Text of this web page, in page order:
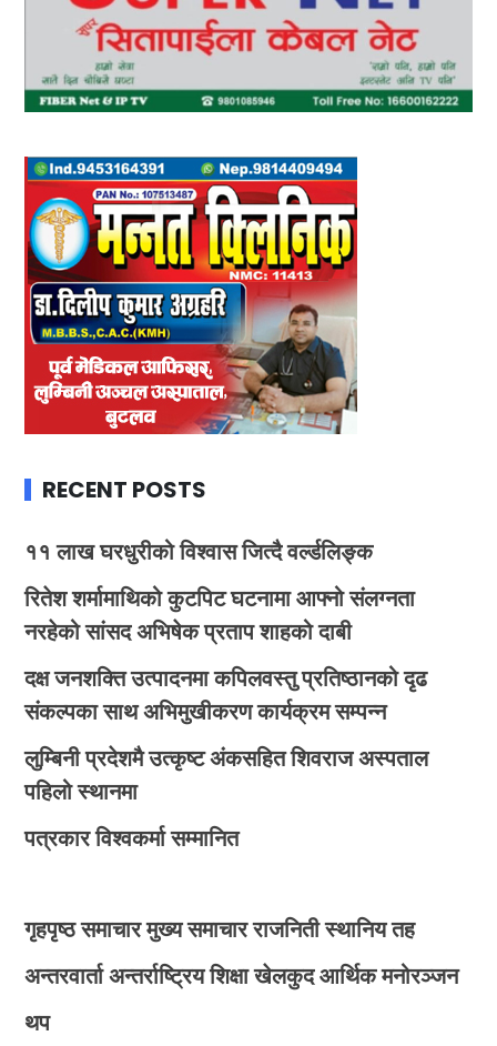
RECENT POSTS
११ लाख घरधुरीको विश्वास जित्दै वर्ल्डलिङ्क
रितेश शर्मामाथिको कुटपिट घटनामा आफ्नो संलग्नता
नरहेको सांसद अभिषेक प्रताप शाहको दाबी
दक्ष जनशक्ति उत्पादनमा कपिलवस्तु प्रतिष्ठानको दृढ
संकल्पका साथ अभिमुखीकरण कार्यक्रम सम्पन्न
लुम्बिनी प्रदेशमै उत्कृष्ट अंकसहित शिवराज अस्पताल
पहिलो स्थानमा
पत्रकार विश्वकर्मा सम्मानित
गृहपृष्ठ समाचार मुख्य समाचार राजनिती स्थानिय तह
अन्तरवार्ता अन्तर्राष्ट्रिय शिक्षा खेलकुद आर्थिक मनोरञ्जन
थप